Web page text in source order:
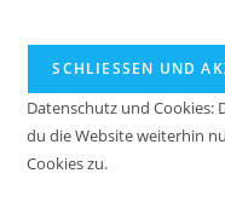
Datenschutz und Cookies:
du die Website weiterhin
Cookies zu.